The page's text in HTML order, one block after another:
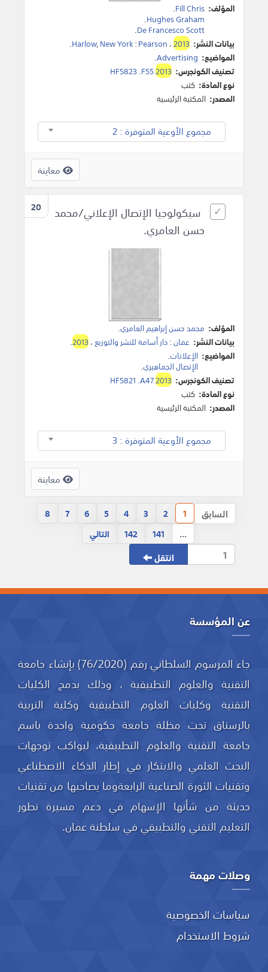
المؤلف: Fill Chris
.
Hughes Graham
.
De Francesco Scott
.
بيانات النشر:
Harlow,New York:Pearson ،2013
.
المواضيع: Advertising
.
تصنيف الكونجرس:
HF5823 .F552013
نوع المادة: كتب
المصدر: المكتبة الرئيسية
مجموع الأوعية المتوفرة : 2
معاينة
20
سيكولوجيا الإتصال الإعلاني/محمد
حسن العامري.
المؤلف: محمد حسن إبراهيم العامري.
بيانات النشر: عمان:دار أسامة للنشر والتوزيع،2013
.
المواضيع: الإعلانات.
الإتصال الجماهيري.
تصنيف الكونجرس:
HF5821 .A472013
نوع المادة: كتب
المصدر: المكتبة الرئيسية
مجموع الأوعية المتوفرة : 3
معاينة
السابق 1
2
3
4
5
6
7
8
...
141
142 التالي
انتقل
عن المؤسسة
جاء المرسوم السلطاني رقم (76/2020) بإنشاء جامعة
التقنية والعلوم التطبيقية ، وذلك بدمج الكليات
التقنية وكليات العلوم التطبيقية وكلية التربية
بالرستاق تحت مظلة جامعة حكومية واحدة باسم
جامعة التقنية والعلوم التطبيقية، ليواكب توجهات
البحث العلمي والابتكار في إطار الذكاء الاصطناعي
وتقنيات الثورة الصناعية الرابعةوما يصاحبها من تقنيات
حديثة من شأنها الإسهام في دعم مسيرة تطور
التعليم التقني والتطبيقي في سلطنة عمان.
وصلات مهمة
سياسات الخصوصية
شروط الاستخدام